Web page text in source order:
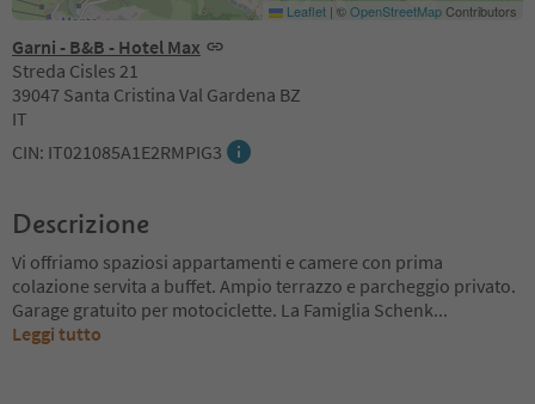
Garni - B&B - Hotel Max
Streda Cisles 21
39047 Santa Cristina Val Gardena BZ
IT
CIN: IT021085A1E2RMPIG3
Leaflet | ©OpenStreetMapContributors
Descrizione
Vi offriamo spaziosi appartamenti e camere con prima
colazione servita a buffet. Ampio terrazzo e parcheggio privato.
Garage gratuito per motociclette. La Famiglia Schenk...
Leggi tutto